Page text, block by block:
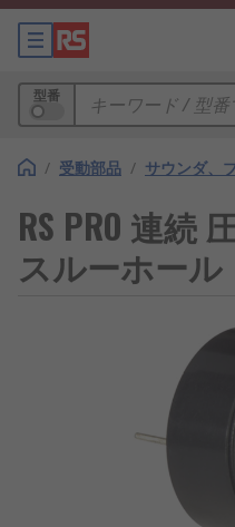
型番
/ 受動部品 / サウンダ、
RS PRO 連続
スルーホール